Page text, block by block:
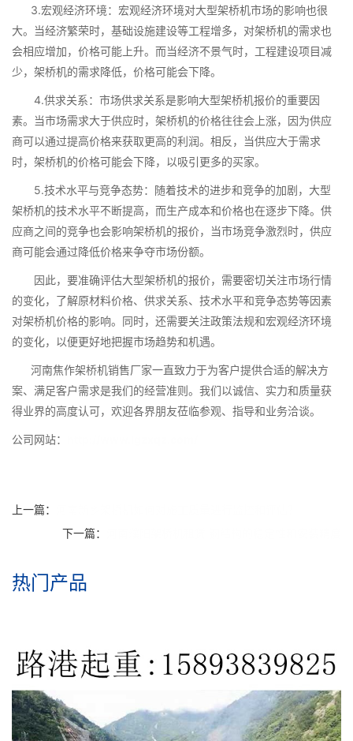
3.宏观经济环境：宏观经济环境对大型架桥机市场的影响也很
大。当经济繁荣时，基础设施建设等工程增多，对架桥机的需求也
会相应增加，价格可能上升。而当经济不景气时，工程建设项目减
少，架桥机的需求降低，价格可能会下降。
4.供求关系：市场供求关系是影响大型架桥机报价的重要因
素。当市场需求大于供应时，架桥机的价格往往会上涨，因为供应
商可以通过提高价格来获取更高的利润。相反，当供应大于需求
时，架桥机的价格可能会下降，以吸引更多的买家。
5.技术水平与竞争态势：随着技术的进步和竞争的加剧，大型
架桥机的技术水平不断提高，而生产成本和价格也在逐步下降。供
应商之间的竞争也会影响架桥机的报价，当市场竞争激烈时，供应
商可能会通过降低价格来争夺市场份额。
因此，要准确评估大型架桥机的报价，需要密切关注市场行情
的变化，了解原材料价格、供求关系、技术水平和竞争态势等因素
对架桥机价格的影响。同时，还需要关注政策法规和宏观经济环境
的变化，以便更好地把握市场趋势和机遇。
河南焦作架桥机销售厂家一直致力于为客户提供合适的解决方
案、满足客户需求是我们的经营准则。我们以诚信、实力和质量获
得业界的高度认可，欢迎各界朋友莅临参观、指导和业务洽谈。
公司网站：
上一篇：
下一篇：
热门产品